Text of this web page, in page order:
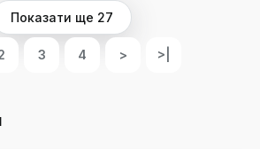
Показати ще 27
3 4 > >|